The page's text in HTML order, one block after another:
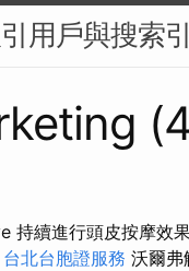
用戶與搜索
續進行頭皮按摩效
台北台胞證服務 沃爾弗